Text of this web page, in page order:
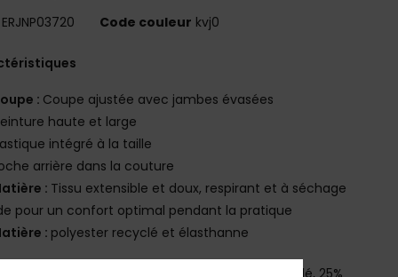
ERJNP03720 Code couleur kvj0
: Coupe ajustée avec jambes évasées
haute et large
intégré à la taille
arrière dans la couture
: Tissu extensible et doux, respirant et à séchage
pour un confort optimal pendant la pratique
: polyester recyclé et élasthanne
[Matière principale] 75% Polyester recyclé, 25%